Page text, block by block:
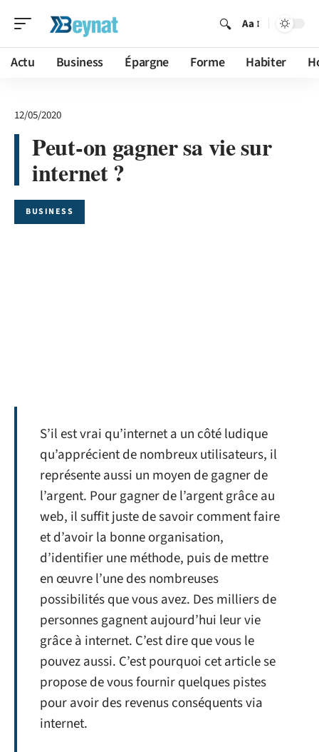
Aa
Actu Business Épargne Forme Habiter
12/05/2020
Peut-on gagner sa vie sur
internet ?
BUSINESS
S’il est vrai qu’internet a un côté ludique
qu’apprécient de nombreux utilisateurs, il
représente aussi un moyen de gagner de
l’argent. Pour gagner de l’argent grâce au
web, il suffit juste de savoir comment faire
et d’avoir la bonne organisation,
d’identifier une méthode, puis de mettre
en œuvre l’une des nombreuses
possibilités que vous avez. Des milliers de
personnes gagnent aujourd’hui leur vie
grâce à internet. C’est dire que vous le
pouvez aussi. C’est pourquoi cet article se
propose de vous fournir quelques pistes
pour avoir des revenus conséquents via
internet.